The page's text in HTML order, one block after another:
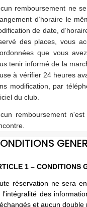
remboursement ne
d’horaire le
de date,
des places, vous
que vous
tenir informé de la
à vérifier 24 heures
modification, par
du club.
remboursement
1 – CONDITIONS
réservation ne sera
l’intégralité des
et aucun double